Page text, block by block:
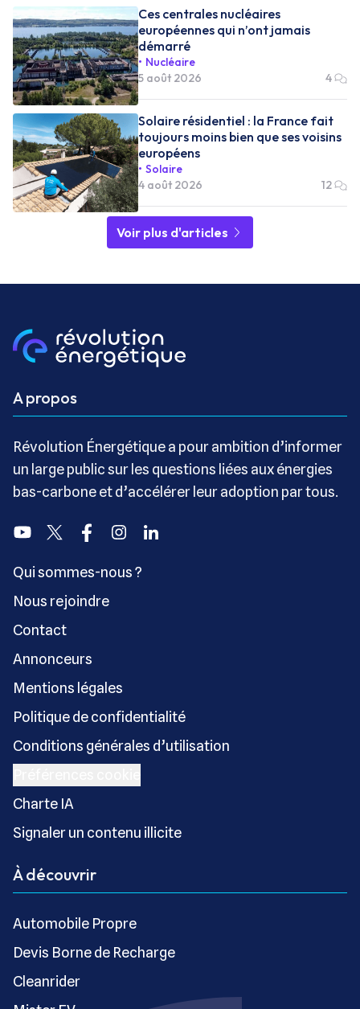
Ces centrales nucléaires
européennes qui n’ont jamais
démarré
Nucléaire
5 août 2026
4
Solaire résidentiel : la France fait
toujours moins bien que ses voisins
européens
Solaire
4 août 2026
12
Voir plus d'articles
A propos
Révolution Énergétique a pour ambition d’informer
un large public sur les questions liées aux énergies
bas-carbone et d’accélérer leur adoption par tous.
YoutubeTwitter FacebookInstagramLinkedin
Qui sommes-nous ?
Nous rejoindre
Contact
Annonceurs
Mentions légales
Politique de confidentialité
Conditions générales d’utilisation
Charte IA
Signaler un contenu illicite
À découvrir
Automobile Propre
Devis Borne de Recharge
Cleanrider